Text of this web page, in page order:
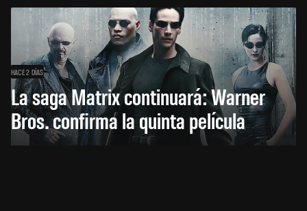
HACE 2 DÍAS
La saga Matrix continuará: Warner
Bros. confirma la quinta película